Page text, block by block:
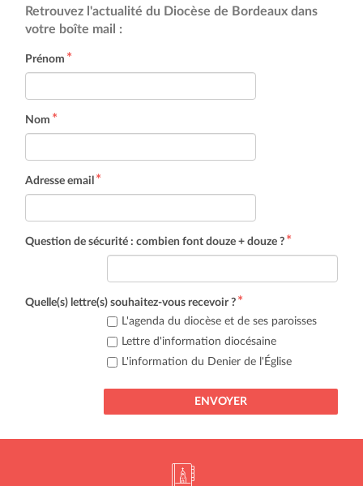
Retrouvez l'actualité du Diocèse de Bordeaux dans
votre boîte mail :
Prénom
Nom
Adresse email
Question de sécurité : combien font douze + douze ?
Quelle(s) lettre(s) souhaitez-vous recevoir ?
L'agenda du diocèse et de ses paroisses
Lettre d'information diocésaine
L'information du Denier de l'Église